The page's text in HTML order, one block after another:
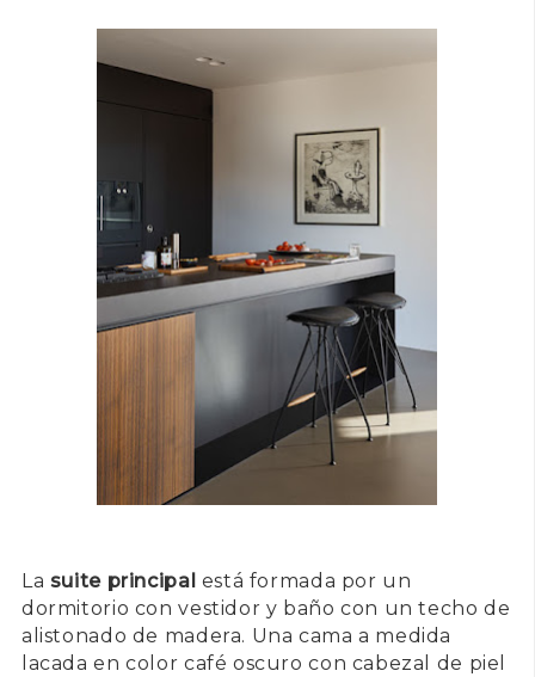
La suite principal está formada por un
dormitorio con vestidor y baño con un techo de
alistonado de madera. Una cama a medida
lacada en color café oscuro con cabezal de piel